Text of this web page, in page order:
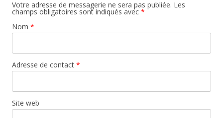
Votre adresse de messagerie ne sera pas publiée. Les
champs obligatoires sont indiqués avec *
Nom *
Adresse de contact *
Site web